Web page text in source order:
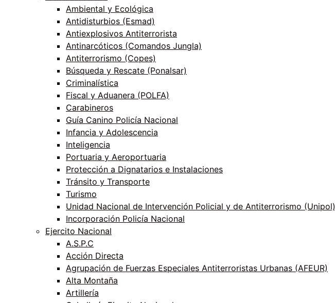
Ambiental y Ecológica
Antidisturbios (Esmad)
Antiexplosivos Antiterrorista
Antinarcóticos (Comandos Jungla)
Antiterrorismo (Copes)
Búsqueda y Rescate (Ponalsar)
Criminalística
Fiscal y Aduanera (POLFA)
Carabineros
Guía Canino Policía Nacional
Infancia y Adolescencia
Inteligencia
Portuaria y Aeroportuaria
Protección a Dignatarios e Instalaciones
Tránsito y Transporte
Turismo
Unidad Nacional de Intervención Policial y de Antiterrorismo (Unipol)
Incorporación Policía Nacional
Ejercito Nacional
A.S.P.C
Acción Directa
Agrupación de Fuerzas Especiales Antiterroristas Urbanas (AFEUR)
Alta Montaña
Artillería